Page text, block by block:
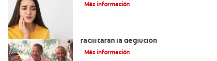
Más información
facilitarán la deglución
Más información